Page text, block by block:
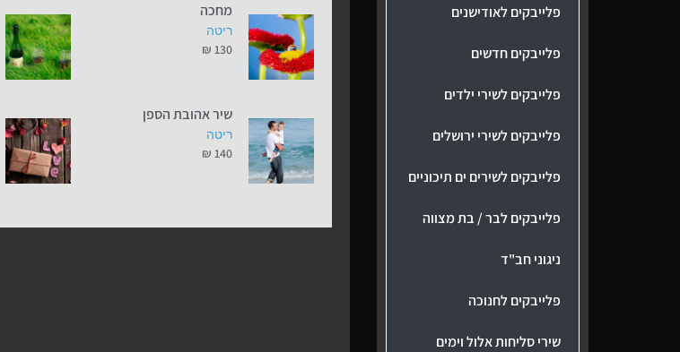
פלייבקים לאודישנים
פלייבקים חדשים
פלייבקים לשירי ילדים
פלייבקים לשירי ירושלים
פלייבקים לשירים ים תיכוניים
פלייבקים לבר / בת מצווה
ניגוני חב"ד
פלייבקים לחנוכה
שירי סליחות אלול וימים
מחכה
ריטה
₪ 130
שיר אהובת הספן
ריטה
₪ 140